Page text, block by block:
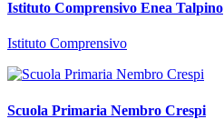
Istituto Comprensivo Enea Talpino
Istituto Comprensivo
Scuola Primaria Nembro Crespi